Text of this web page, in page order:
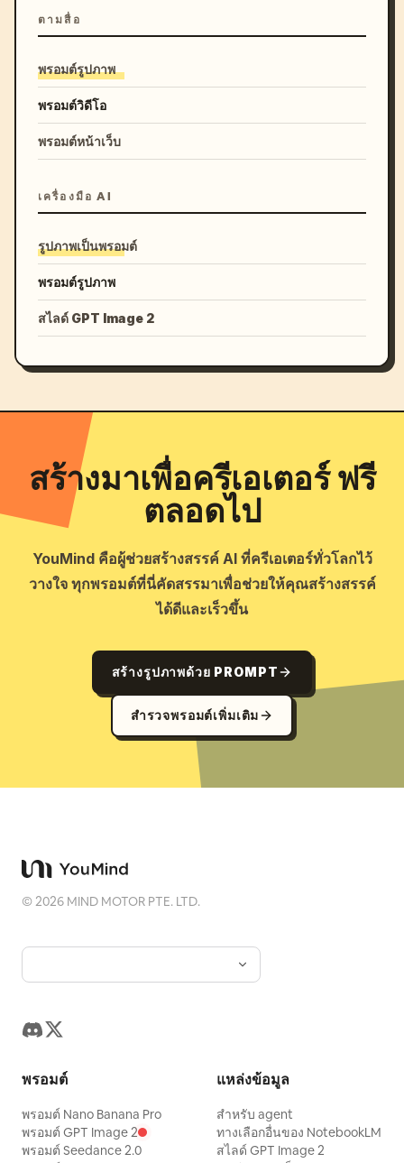
ตามสื่อ
พรอมต์รูปภาพ
พรอมต์วิดีโอ
พรอมต์หน้าเว็บ
เครื่องมือ AI
รูปภาพเป็นพรอมต์
พรอมต์รูปภาพ
สไลด์ GPT Image 2
สร้างมาเพื่อครีเอเตอร์ ฟรี
ตลอดไป
YouMind คือผู้ช่วยสร้างสรรค์ AI ที่ครีเอเตอร์ทั่วโลกไว้
วางใจ ทุกพรอมต์ที่นี่คัดสรรมาเพื่อช่วยให้คุณสร้างสรรค์
ได้ดีและเร็วขึ้น
สร้างรูปภาพด้วย PROMPT
สำรวจพรอมต์เพิ่มเติม
©2026 MIND MOTOR PTE. LTD.
พรอมต์
พรอมต์ Nano Banana Pro
พรอมต์ GPT Image 2
พรอมต์ Seedance 2.0
แหล่งข้อมูล
สำหรับ agent
ทางเลือกอื่นของ NotebookLM
สไลด์ GPT Image 2